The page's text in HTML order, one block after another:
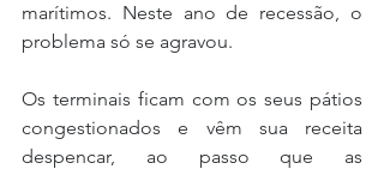
marítimos. Neste ano de recessão, o
problema só se agravou.
Os terminais ficam com os seus pátios
congestionados e vêm sua receita
despencar, ao passo que as